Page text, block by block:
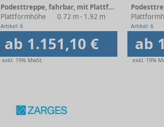
Podesttreppe, fahrbar, mit Plattform
Plattformhöhe
0.72 m - 1.92 m
Artikel: 6
ab 1.151,10 €
exkl. 19% MwSt.
Artikel: 6
ab
exkl. 19%